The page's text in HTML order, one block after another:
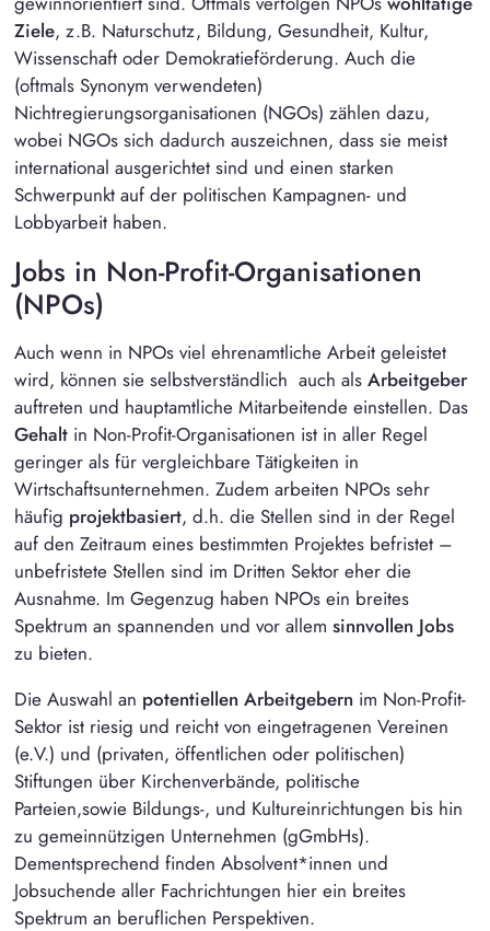
Ziele, z.B. Naturschutz, Bildung, Gesundheit, Kultur,
Wissenschaft oder Demokratieförderung. Auch die
(oftmals Synonym verwendeten)
Nichtregierungsorganisationen (NGOs) zählen dazu,
wobei NGOs sich dadurch auszeichnen, dass sie meist
international ausgerichtet sind und einen starken
Schwerpunkt auf der politischen Kampagnen- und
Lobbyarbeit haben.
Jobs in Non-Profit-Organisationen
(NPOs)
Auch wenn in NPOs viel ehrenamtliche Arbeit geleistet
wird, können sie selbstverständlich auch als Arbeitgeber
auftreten und hauptamtliche Mitarbeitende einstellen. Das
Gehaltin Non-Profit-Organisationen ist in aller Regel
geringer als für vergleichbare Tätigkeiten in
Wirtschaftsunternehmen. Zudem arbeiten NPOs sehr
häufig projektbasiert, d.h. die Stellen sind in der Regel
auf den Zeitraum eines bestimmten Projektes befristet –
unbefristete Stellen sind im Dritten Sektor eher die
Ausnahme. Im Gegenzug haben NPOs ein breites
Spektrum an spannenden und vor allem sinnvollen Jobs
zu bieten.
Die Auswahl an potentiellen Arbeitgebern im Non-Profit-
Sektor ist riesig und reicht von eingetragenen Vereinen
(e.V.) und (privaten, öffentlichen oder politischen)
Stiftungen über Kirchenverbände, politische
Parteien,sowie Bildungs-, und Kultureinrichtungen bis hin
zu gemeinnützigen Unternehmen (gGmbHs).
Dementsprechend finden Absolvent*innen und
Jobsuchende aller Fachrichtungen hier ein breites
Spektrum an beruflichen Perspektiven.